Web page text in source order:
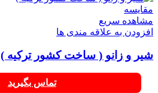
مقایسه
مشاهده سریع
افزودن به علاقه مندی ها
شیر و زانو ( ساخت کشور ترکیه )
تماس بگیرید